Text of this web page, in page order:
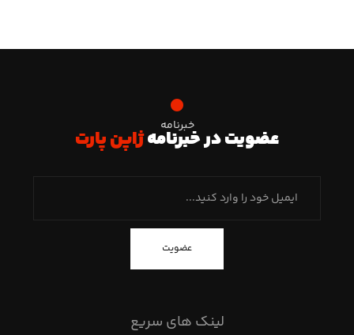
خبرنامه
عضویت در خبرنامهژاپن پارت
عضویت
لینک های سریع